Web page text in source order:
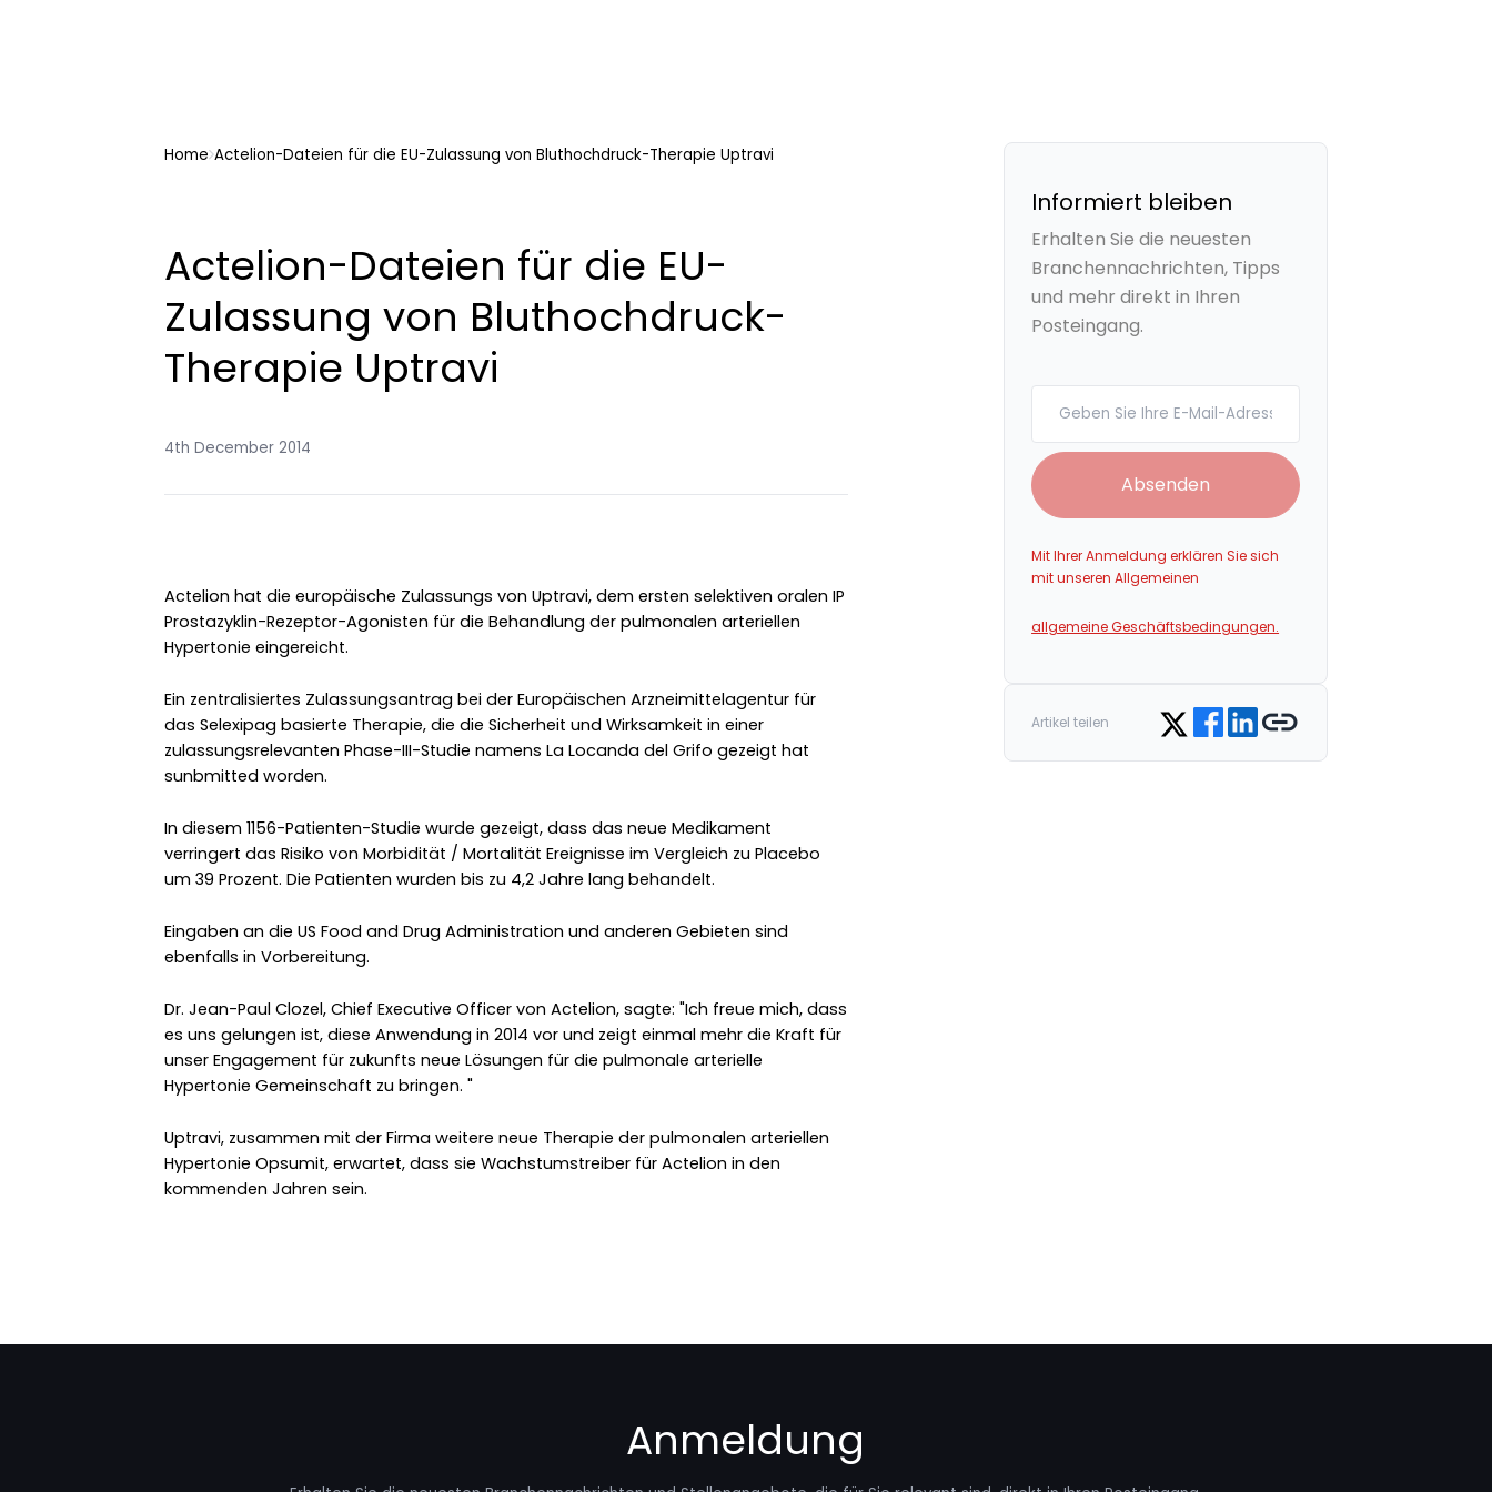
Home Actelion-Dateien für die EU-Zulassung von Bluthochdruck-Therapie Uptravi
Actelion-Dateien für die EU-
Zulassung von Bluthochdruck-
Therapie Uptravi
4th December 2014
Actelion hat die europäische Zulassungs von Uptravi, dem ersten selektiven oralen IP
Prostazyklin-Rezeptor-Agonisten für die Behandlung der pulmonalen arteriellen
Hypertonie eingereicht.
Ein zentralisiertes Zulassungsantrag bei der Europäischen Arzneimittelagentur für
das Selexipag basierte Therapie, die die Sicherheit und Wirksamkeit in einer
zulassungsrelevanten Phase-III-Studie namens La Locanda del Grifo gezeigt hat
sunbmitted worden.
In diesem 1156-Patienten-Studie wurde gezeigt, dass das neue Medikament
verringert das Risiko von Morbidität / Mortalität Ereignisse im Vergleich zu Placebo
um 39 Prozent. Die Patienten wurden bis zu 4,2 Jahre lang behandelt.
Eingaben an die US Food and Drug Administration und anderen Gebieten sind
ebenfalls in Vorbereitung.
Dr. Jean-Paul Clozel, Chief Executive Officer von Actelion, sagte: "Ich freue mich, dass
es uns gelungen ist, diese Anwendung in 2014 vor und zeigt einmal mehr die Kraft für
unser Engagement für zukunfts neue Lösungen für die pulmonale arterielle
Hypertonie Gemeinschaft zu bringen. "
Uptravi, zusammen mit der Firma weitere neue Therapie der pulmonalen arteriellen
Hypertonie Opsumit, erwartet, dass sie Wachstumstreiber für Actelion in den
kommenden Jahren sein.
Informiert bleiben
Erhalten Sie die neuesten
Branchennachrichten, Tipps
und mehr direkt in Ihren
Posteingang.
Absenden
Mit Ihrer Anmeldung erklären Sie sich
mit unseren Allgemeinen
allgemeine Geschäftsbedingungen.
Artikel teilen Share on Twitter
Share on Facebook
Share on LinkedIn
Copy link
Anmeldung